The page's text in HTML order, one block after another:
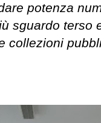
potenza
sguardo terso
collezioni